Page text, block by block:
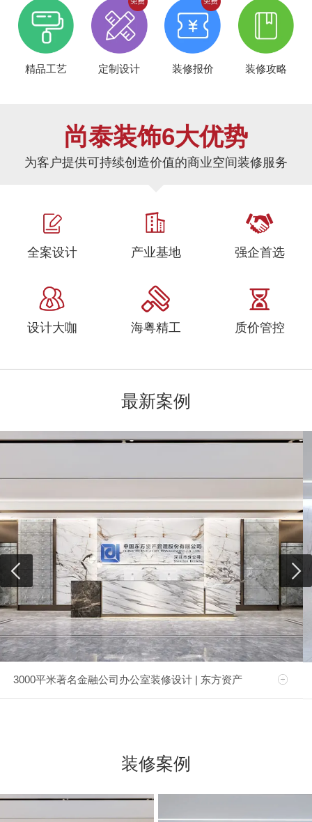
精品工艺 定制设计 装修报价 装修攻略
尚泰装饰6大优势
为客户提供可持续创造价值的商业空间装修服务
全案设计 产业基地 强企首选
设计大咖 海粤精工 质价管控
最新案例
3000平米著名金融公司办公室装修设计 | 东方资产
装修案例